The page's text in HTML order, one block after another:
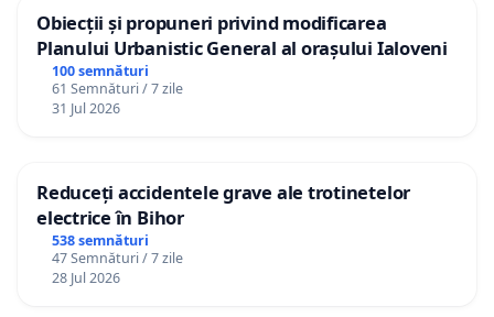
Obiecții și propuneri privind modificarea
Planului Urbanistic General al orașului Ialoveni
100 semnături
61 Semnături / 7 zile
31 Jul 2026
Reduceți accidentele grave ale trotinetelor
electrice în Bihor
538 semnături
47 Semnături / 7 zile
28 Jul 2026